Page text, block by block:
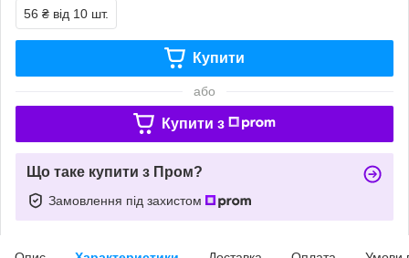
56 ₴ від 10 шт.
Купити
або
Купити з
Що таке купити з Пром?
Замовлення під захистом